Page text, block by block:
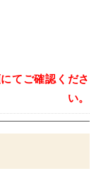
てご確認くださ
い。